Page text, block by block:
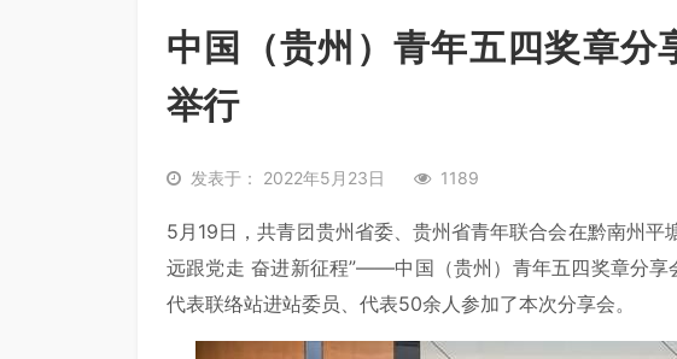
中国（贵州）青年五四奖章分
举行
发表于： 2022年5月23日 1189
5月19日，共青团贵州省委、贵州省青年联合会在黔南州平
远跟党走 奋进新征程”——中国（贵州）青年五四奖章分享
代表联络站进站委员、代表50余人参加了本次分享会。